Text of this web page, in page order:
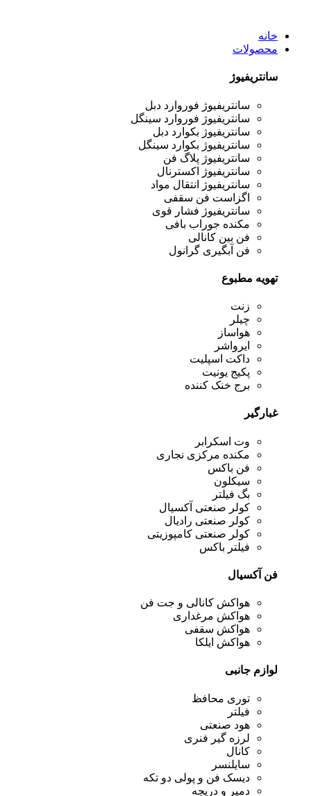
خانه
محصولات
سانتریفیوژ
سانتریفیوژ فوروارد دبل
سانتریفیوژ فوروارد سینگل
سانتریفیوژ بکوارد دبل
سانتریفیوژ بکوارد سینگل
سانتریفیوژ پلاگ فن
سانتریفیوژ اکسترنال
سانتریفیوژ انتقال مواد
اگزاست فن سقفی
سانتریفیوژ فشار قوی
مکنده جوراب بافی
فن بین کانالی
فن آبگیری گرانول
تهویه مطبوع
زنت
چیلر
هواساز
ایرواشر
داکت اسپلیت
پکیج یونیت
برج خنک کننده
غبارگیر
وت اسکرابر
مکنده مرکزی نجاری
فن باکس
سیکلون
بگ فیلتر
کولر صنعتی آکسیال
کولر صنعتی رادیال
کولر صنعتی کامپوزیتی
فیلتر باکس
فن آکسیال
هواکش کانالی و جت فن
هواکش مرغداری
هواکش سقفی
هواکش ایلکا
لوازم جانبی
توری محافظ
فیلتر
هود صنعتی
لرزه گیر فنری
کانال
سایلنسر
دیسک فن و پولی دو تکه
دمپر و دریچه